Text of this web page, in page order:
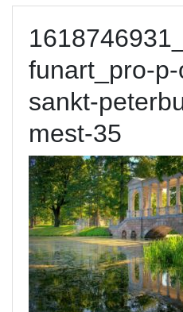
funart_pro-
sankt-
mest-35